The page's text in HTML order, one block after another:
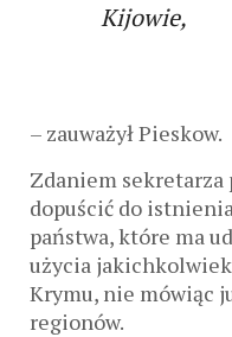
Kijowie,
– zauważył Pieskow.
Zdaniem sekretarza
dopuścić do
państwa, które ma
użycia
Krymu, nie mówiąc
regionów.